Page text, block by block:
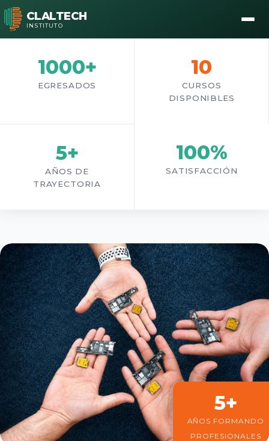
CLALTECH
INSTITUTO
INSTITUTO CLALTECH — MONTEVIDEO Y
Cursos en Montevideo y
Maldonado
Laboratorios 100% equipados para cada alumno
1000+
EGRESADOS
10
CURSOS
DISPONIBLES
5+
AÑOS DE
TRAYECTORIA
100%
SATISFACCIÓN
5+
AÑOS FORMANDO
PROFESIONALES